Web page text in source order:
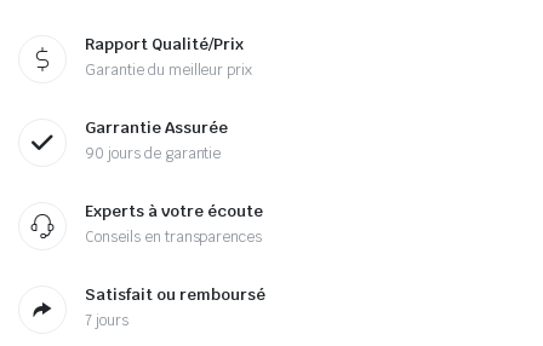
Rapport Qualité/Prix
Garantie du meilleur prix
Garrantie Assurée
90 jours de garantie
Experts à votre écoute
Conseils en transparences
Satisfait ou remboursé
7 jours